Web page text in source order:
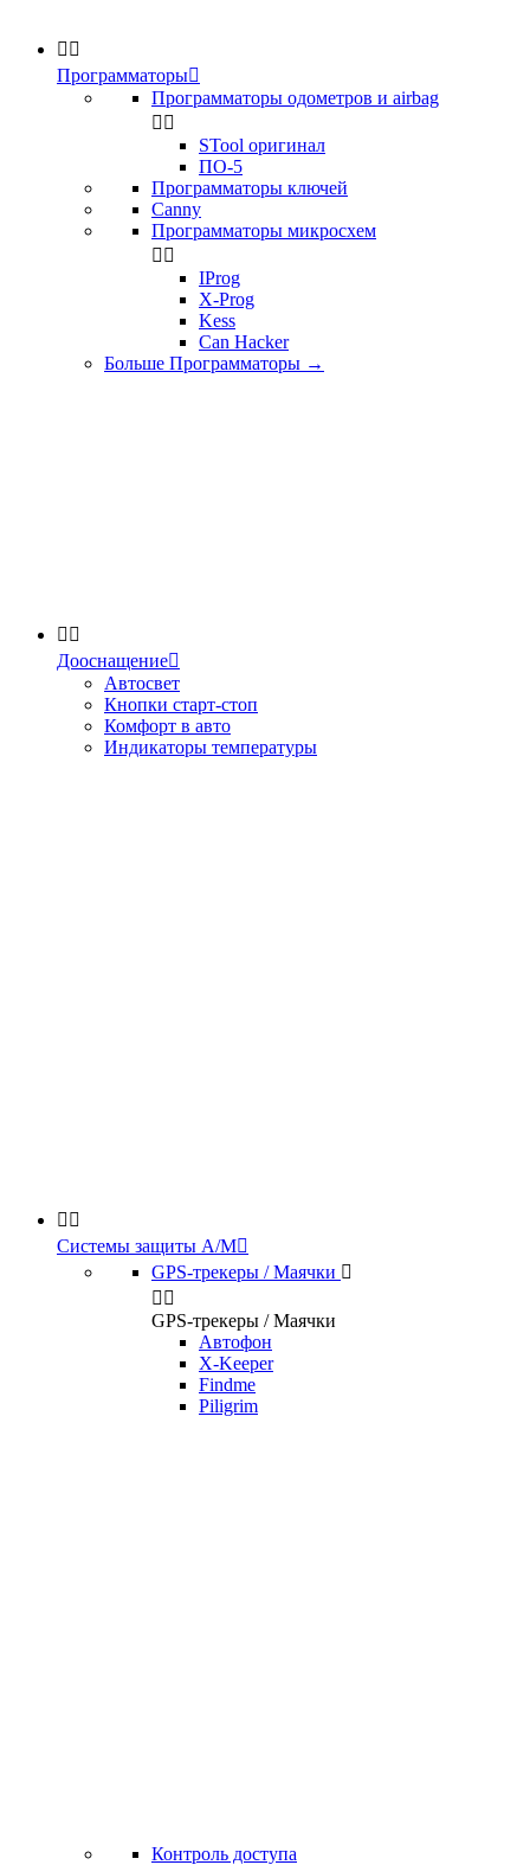
 
Программаторы
Программаторы одометров и airbag
 
STool оригинал
ПО-5
Программаторы ключей
Canny
Программаторы микросхем
 
IProg
X-Prog
Kess
Can Hacker
Больше Программаторы →
 
Дооснащение
Автосвет
Кнопки старт-стоп
Комфорт в авто
Индикаторы температуры
 
Системы защиты А/М
GPS-трекеры / Маячки 
 
GPS-трекеры / Маячки
Автофон
X-Keeper
Findme
Piligrim
Контроль доступа